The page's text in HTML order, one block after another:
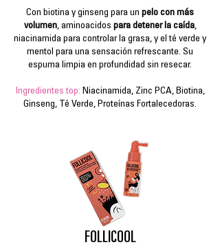
Con biotina y ginseng para un pelo con más
volumen, aminoacidos para detener la caída,
niacinamida para controlar la grasa, y el té verde y
mentol para una sensación refrescante. Su
espuma limpia en profundidad sin resecar.
Ingredientes top: Niacinamida, Zinc PCA, Biotina,
Ginseng, Té Verde, Proteínas Fortalecedoras.
FOLLICOOL